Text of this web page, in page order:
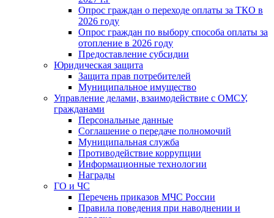
Опрос граждан о переходе оплаты за ТКО в
2026 году
Опрос граждан по выбору способа оплаты за
отопление в 2026 году
Предоставление субсидии
Юридическая защита
Защита прав потребителей
Муниципальное имущество
Управление делами, взаимодействие с ОМСУ,
гражданами
Персональные данные
Соглашение о передаче полномочий
Муниципальная служба
Противодействие коррупции
Информационные технологии
Награды
ГО и ЧС
Перечень приказов МЧС России
Правила поведения при наводнении и